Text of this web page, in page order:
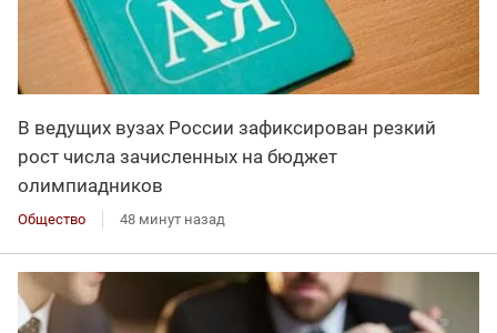
В ведущих вузах России зафиксирован резкий
рост числа зачисленных на бюджет
олимпиадников
Общество 48 минут назад